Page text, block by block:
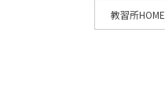
教習所HOME